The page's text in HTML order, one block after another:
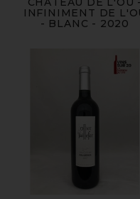
INFINIMENT DE
- BLANC - 2020